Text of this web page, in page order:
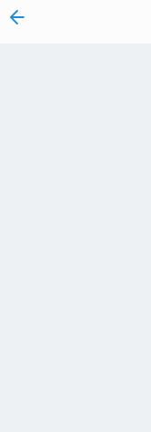
vai al contenuto